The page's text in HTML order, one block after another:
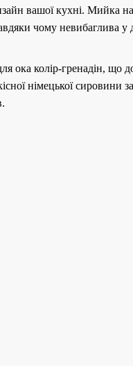
вашої кухні. Мийка
чому невибаглива у
колір-гренадін, що
німецької сировини